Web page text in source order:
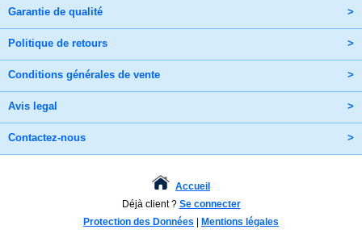
Garantie de qualité >
Politique de retours >
Conditions générales de vente >
Avis legal >
Contactez-nous >
Accueil
Déjà client ? Se connecter
Protection des Données
Mentions légales